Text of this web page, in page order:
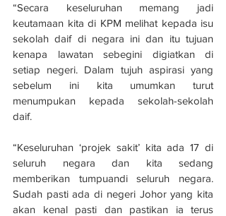
“Secara keseluruhan memang jadi
keutamaan kita di KPM melihat kepada isu
sekolah daif di negara ini dan itu tujuan
kenapa lawatan sebegini digiatkan di
setiap negeri. Dalam tujuh aspirasi yang
sebelum ini kita umumkan turut
menumpukan kepada sekolah-sekolah
daif.
“Keseluruhan ‘projek sakit’ kita ada 17 di
seluruh negara dan kita sedang
memberikan tumpuandi seluruh negara.
Sudah pasti ada di negeri Johor yang kita
akan kenal pasti dan pastikan ia terus